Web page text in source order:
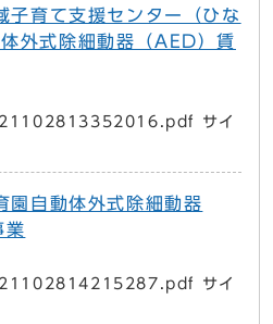
育て支援センター（ひな
外式除細動器（AED）賃
サイ
自動体外式除細動器
業
サイ